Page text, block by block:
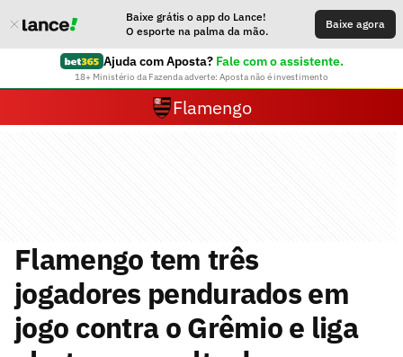
Baixe grátis o app do Lance!
O esporte na palma da mão.
Baixe agora
Ajuda com Aposta? Fale com o assistente.
18+ Ministério da Fazenda adverte: Aposta não é investimento
Flamengo
Flamengo tem três
jogadores pendurados em
jogo contra o Grêmio e liga